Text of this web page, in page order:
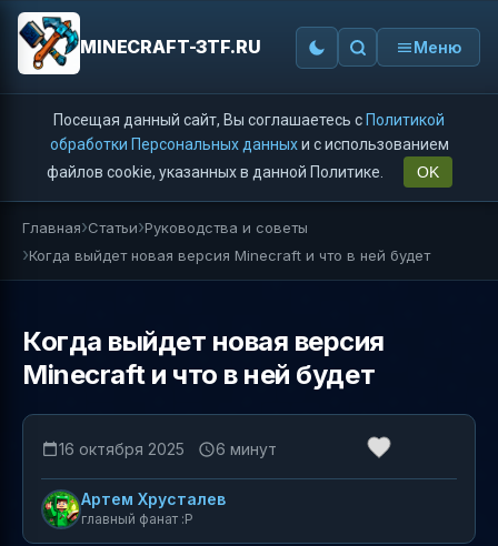
MINECRAFT-3TF.RU Меню
Посещая данный сайт, Вы соглашаетесь с Политикой
обработки Персональных данныхи с использованием
файлов cookie, указанных в данной Политике.
OK
Главная Статьи Руководства и советы
Когда выйдет новая версия Minecraft и что в ней будет
Когда выйдет новая версия
Minecraft и что в ней будет
16 октября 2025 6 минут
Артем Хрусталев
главный фанат :P